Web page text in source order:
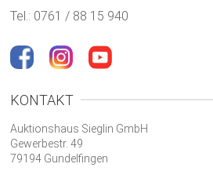
Tel.: 0761 / 88 15 940
KONTAKT
Auktionshaus Sieglin GmbH
Gewerbestr. 49
79194 Gundelfingen